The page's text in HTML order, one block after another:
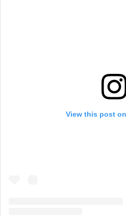
View this post